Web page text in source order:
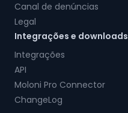
Canal de denúncias
Legal
Integrações e downloads
Integrações
API
Moloni Pro Connector
ChangeLog